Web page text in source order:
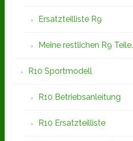
Ersatzteilliste R9
Meine restlichen R9 Teile.
R10 Sportmodell
R10 Betriebsanleitung
R10 Ersatzteilliste